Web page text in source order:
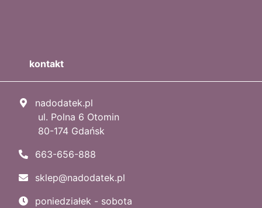
kontakt
nadodatek.pl
ul. Polna 6 Otomin
80-174 Gdańsk
663-656-888
sklep@nadodatek.pl
poniedziałek - sobota